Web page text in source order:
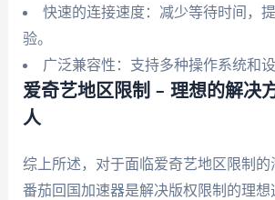
快速的连接速度：减少等待时间，
验。
广泛兼容性：支持多种操作系统和设
爱奇艺地区限制 – 理想的解决
人
综上所述，对于面临爱奇艺地区限制的
番茄回国加速器是解决版权限制的理想